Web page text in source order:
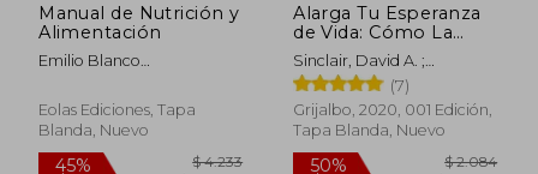
50%
dcto.
50%
dcto.
Manual de Nutrición y
Alimentación
Emilio Blanco
Eolas Ediciones, Tapa
Blanda, Nuevo
Alarga Tu Esperanza
de Vida: Cómo La
Ciencia Nos Ayuda a
Controlar, Frenar Y
Revertir El Proceso
de Envejecimiento /
Lifespan: Why We
Sinclair, David A. ;
Laplante, Matthew D.
(7)
Grijalbo, 2020, 001 Edición,
Tapa Blanda, Nuevo